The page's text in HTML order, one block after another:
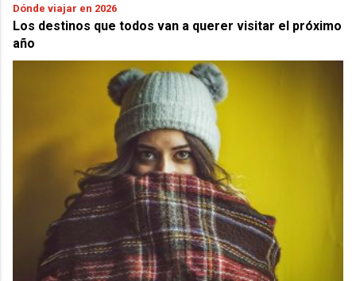
Dónde viajar en 2026
Los destinos que todos van a querer visitar el próximo
año